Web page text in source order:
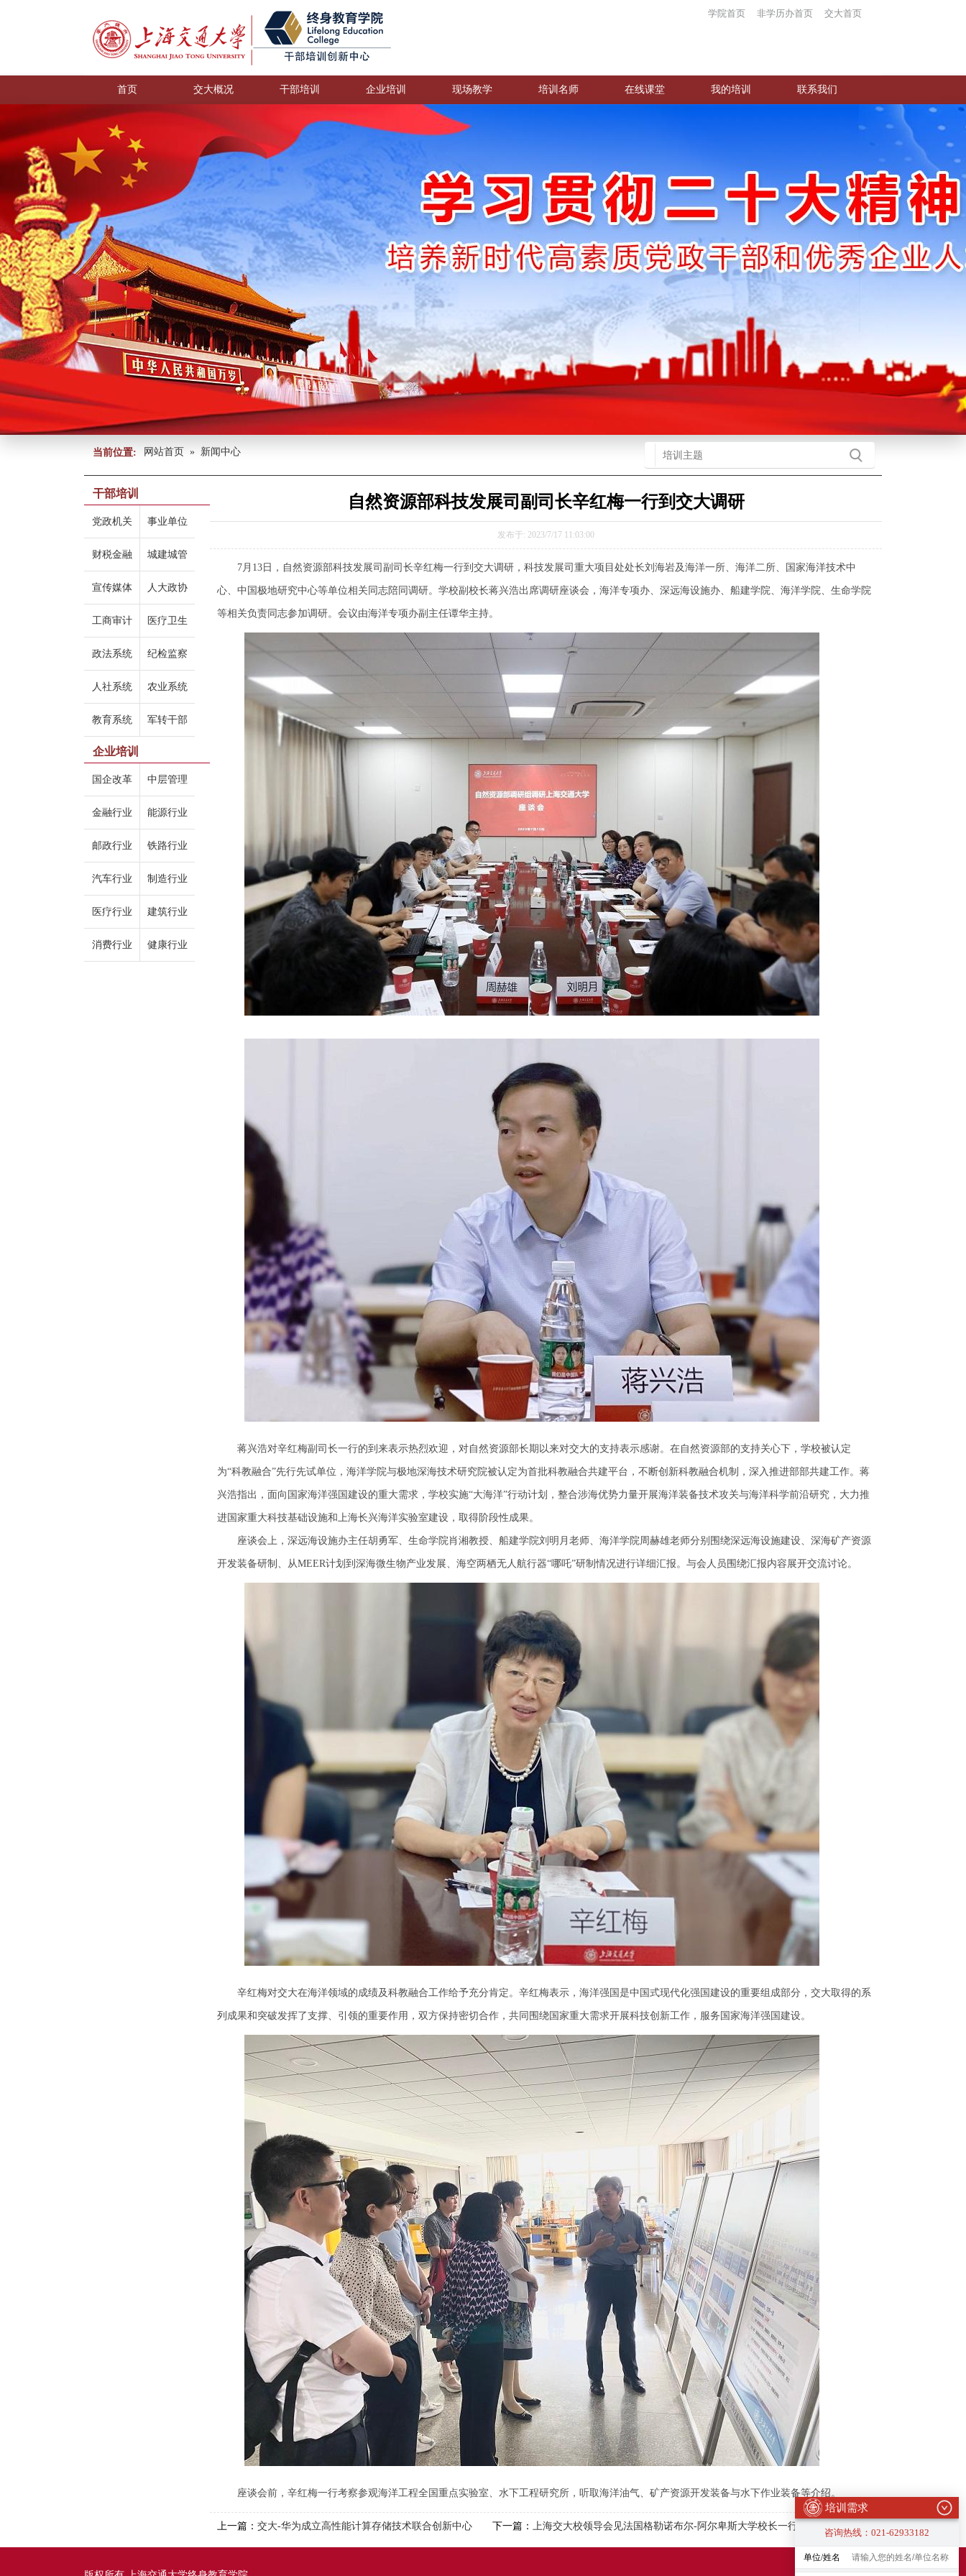
学院首页 非学历办首页 交大首页
首页 交大概况 干部培训 企业培训 现场教学 培训名师 在线课堂 我的培训 联系我们
当前位置: 网站首页 » 新闻中心
干部培训
党政机关 事业单位
财税金融 城建城管
宣传媒体 人大政协
工商审计 医疗卫生
政法系统 纪检监察
人社系统 农业系统
教育系统 军转干部
企业培训
国企改革 中层管理
金融行业 能源行业
邮政行业 铁路行业
汽车行业 制造行业
医疗行业 建筑行业
消费行业 健康行业
自然资源部科技发展司副司长辛红梅一行到交大调研
发布于: 2023/7/17 11:03:00
7月13日，自然资源部科技发展司副司长辛红梅一行到交大调研，科技发展司重大项目处处长刘海岩及海洋一所、海洋二所、国家海洋技术中
心、中国极地研究中心等单位相关同志陪同调研。学校副校长蒋兴浩出席调研座谈会，海洋专项办、深远海设施办、船建学院、海洋学院、生命学院
等相关负责同志参加调研。会议由海洋专项办副主任谭华主持。
蒋兴浩对辛红梅副司长一行的到来表示热烈欢迎，对自然资源部长期以来对交大的支持表示感谢。在自然资源部的支持关心下，学校被认定
为“科教融合”先行先试单位，海洋学院与极地深海技术研究院被认定为首批科教融合共建平台，不断创新科教融合机制，深入推进部部共建工作。蒋
兴浩指出，面向国家海洋强国建设的重大需求，学校实施“大海洋”行动计划，整合涉海优势力量开展海洋装备技术攻关与海洋科学前沿研究，大力推
进国家重大科技基础设施和上海长兴海洋实验室建设，取得阶段性成果。
座谈会上，深远海设施办主任胡勇军、生命学院肖湘教授、船建学院刘明月老师、海洋学院周赫雄老师分别围绕深远海设施建设、深海矿产资源
开发装备研制、从MEER计划到深海微生物产业发展、海空两栖无人航行器“哪吒”研制情况进行详细汇报。与会人员围绕汇报内容展开交流讨论。
辛红梅对交大在海洋领域的成绩及科教融合工作给予充分肯定。辛红梅表示，海洋强国是中国式现代化强国建设的重要组成部分，交大取得的系
列成果和突破发挥了支撑、引领的重要作用，双方保持密切合作，共同围绕国家重大需求开展科技创新工作，服务国家海洋强国建设。
座谈会前，辛红梅一行考察参观海洋工程全国重点实验室、水下工程研究所，听取海洋油气、矿产资源开发装备与水下作业装备等介绍。
上一篇： 交大-华为成立高性能计算存储技术联合创新中心 下一篇： 上海交大校领导会见法国格勒诺布尔-阿尔卑斯大学校长一行
培训需求
咨询热线：021-62933182
单位/姓名